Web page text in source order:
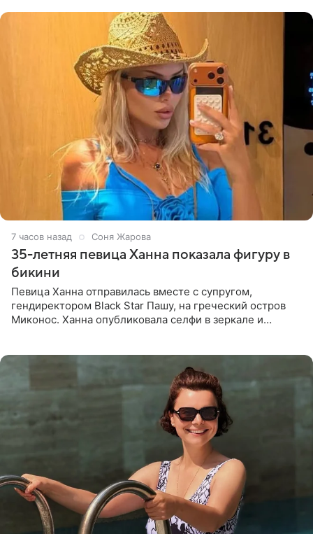
7 часов назад Соня Жарова
35-летняя певица Ханна показала фигуру в
бикини
Певица Ханна отправилась вместе с супругом,
гендиректором Black Star Пашу, на греческий остров
Миконос. Ханна опубликовала селфи в зеркале и